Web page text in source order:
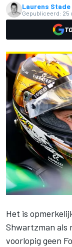
Laurens Stade
Gepubliceerd: 25
Het is
Shwartzman als
voorlopig geen